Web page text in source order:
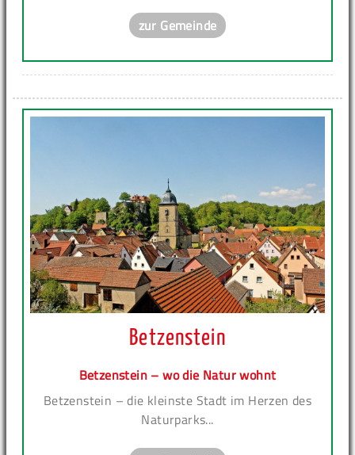
zur Gemeinde
Betzenstein
Betzenstein – wo die Natur wohnt
Betzenstein – die kleinste Stadt im Herzen des
Naturparks...